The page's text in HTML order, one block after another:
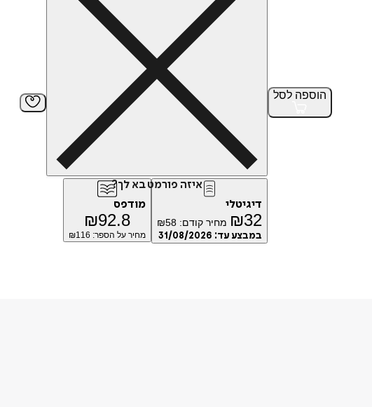
הוספה לסל
איזה פורמט בא לך?
דיגיטלי
₪32 מחיר קודם: ₪58
במבצע עד: 31/08/2026
מודפס
₪92.8
מחיר על הספר: ₪ 116